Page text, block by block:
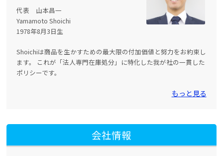
代表 山本昌一
Yamamoto Shoichi
1978年8月3日生
Shoichiは商品を生かすための最大限の付加価値と努力をお約束し
ます。 これが「法人専門在庫処分」に特化した我が社の一貫した
ポリシーです。
もっと見る
会社情報